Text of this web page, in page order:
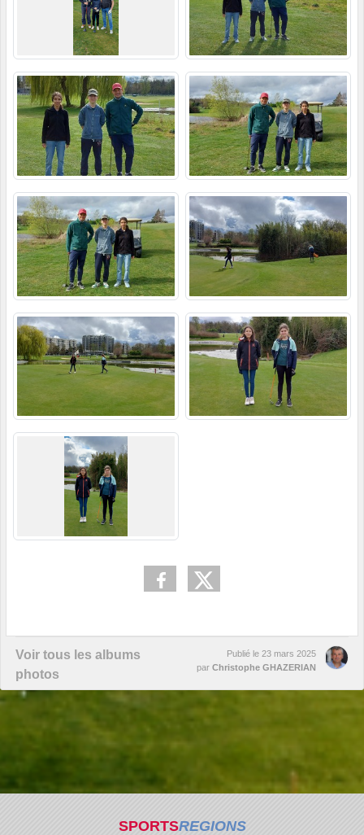
Voir tous les albums
photos
Publié le 23 mars 2025
par Christophe GHAZERIAN
SPORTSREGIONS